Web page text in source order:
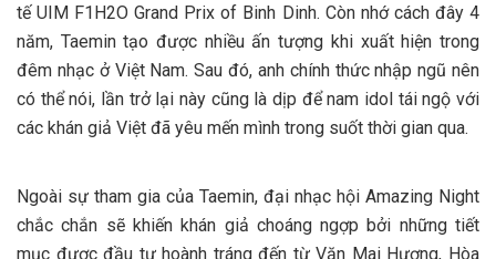
tế UIM F1H2O Grand Prix of Binh Dinh. Còn nhớ cách đây 4
năm, Taemin tạo được nhiều ấn tượng khi xuất hiện trong
đêm nhạc ở Việt Nam. Sau đó, anh chính thức nhập ngũ nên
có thể nói, lần trở lại này cũng là dịp để nam idol tái ngộ với
các khán giả Việt đã yêu mến mình trong suốt thời gian qua.
Ngoài sự tham gia của Taemin, đại nhạc hội Amazing Night
chắc chắn sẽ khiến khán giả choáng ngợp bởi những tiết
mục được đầu tư hoành tráng đến từ Văn Mai Hương, Hòa